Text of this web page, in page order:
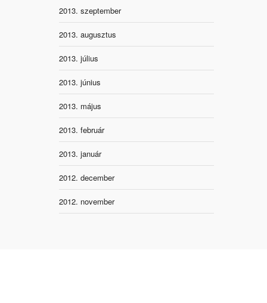
2013. szeptember
2013. augusztus
2013. július
2013. június
2013. május
2013. február
2013. január
2012. december
2012. november